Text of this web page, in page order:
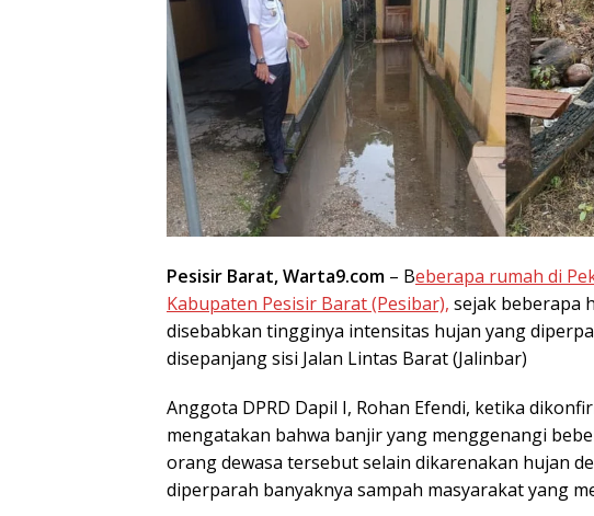
Pesisir Barat, Warta9.com – Beberapa rumah di
Kabupaten Pesisir Barat (Pesibar), sejak beberapa
disebabkan tingginya intensitas hujan yang
disepanjang sisi Jalan Lintas Barat (Jalinbar)
Anggota DPRD Dapil I, Rohan Efendi, ketika
mengatakan bahwa banjir yang menggenangi
orang dewasa tersebut selain dikarenakan hujan
diperparah banyaknya sampah masyarakat yang